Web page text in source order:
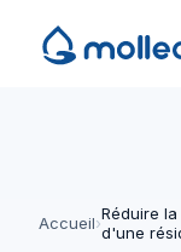
Accueil›Réduire
d'une